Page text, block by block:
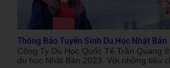
Thông Báo Tuyển Sinh Du Học Nhật Bản
Công Ty Du Học Quốc Tế Trần Quang
du học Nhật Bản 2023. Với những tiêu